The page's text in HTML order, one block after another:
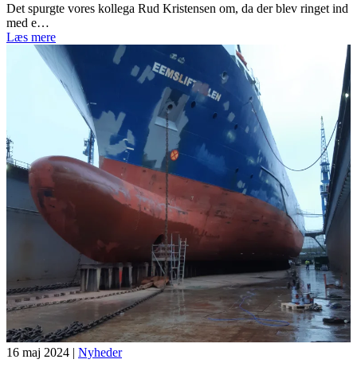
Det spurgte vores kollega Rud Kristensen om, da der blev ringet ind
med e…
Læs mere
16 maj 2024 | Nyheder